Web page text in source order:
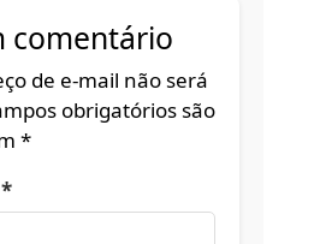
comentário
de e-mail não será
obrigatórios são
*
*